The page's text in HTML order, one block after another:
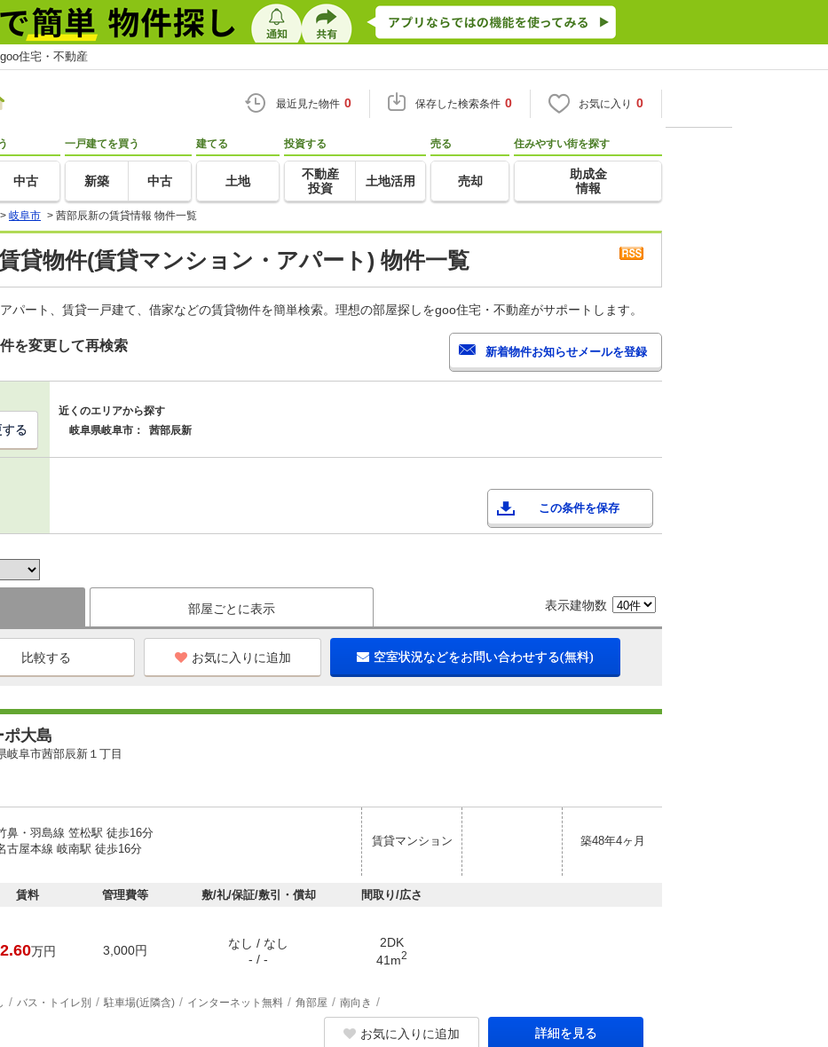
住宅・不動産
最近見た物件 0 保存した検索条件 0 お気に入り 0
中古
一戸建てを買う
新築 中古
建てる
土地
投資する
不動産
投資
土地活用
売る
売却
住みやすい街を探す
助成金
情報
> 岐阜市 > 茜部辰新の賃貸情報 物件一覧
貸物件(賃貸マンション・アパート) 物件一覧
パート、賃貸一戸建て、借家などの賃貸物件を簡単検索。理想の部屋探しをgoo住宅・不動産がサポートします。
を変更して再検索
近くのエリアから探す
岐阜県岐阜市：
茜部辰新
る
この条件を保存
部屋ごとに表示 表示建物数
お気に入りに追加 空室状況などをお問い合わせする(無料)
ポ大島
岐阜市茜部辰新１丁目
鼻・羽島線 笠松駅 徒歩16分
古屋本線 岐南駅 徒歩16分
賃貸マンション 築48年4ヶ月
賃料 管理費等 敷/礼/保証/敷引・償却 間取り/広さ
2.60万円 3,000円
なし / なし
- / -
2DK
41m2
バス・トイレ別 駐車場(近隣含) インターネット無料 角部屋 南向き
お気に入りに追加 詳細を見る